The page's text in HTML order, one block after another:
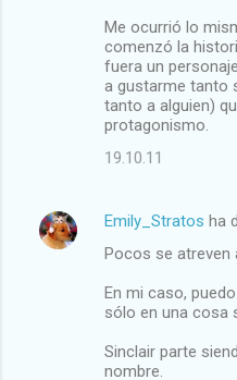
Me ocurrió lo
comenzó la
fuera un
a gustarme tanto
tanto a alguien)
protagonismo.
19.10.11
Emily_Stratos ha
Pocos se atreven
En mi caso,
sólo en una cosa
Sinclair parte
nombre.